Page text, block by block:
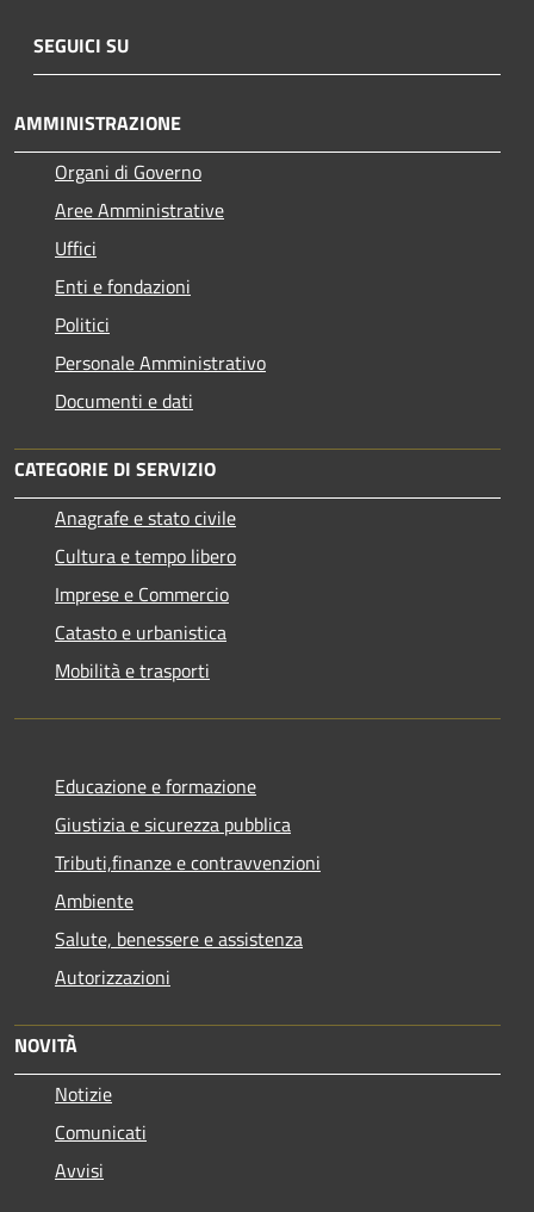
SEGUICI SU
AMMINISTRAZIONE
Organi di Governo
Aree Amministrative
Uffici
Enti e fondazioni
Politici
Personale Amministrativo
Documenti e dati
CATEGORIE DI SERVIZIO
Anagrafe e stato civile
Cultura e tempo libero
Imprese e Commercio
Catasto e urbanistica
Mobilità e trasporti
Educazione e formazione
Giustizia e sicurezza pubblica
Tributi,finanze e contravvenzioni
Ambiente
Salute, benessere e assistenza
Autorizzazioni
NOVITÀ
Notizie
Comunicati
Avvisi